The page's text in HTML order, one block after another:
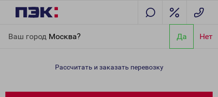
Ваш город Москва? Да Нет
(Вышневолоцкий р-н)
Рассчитать и заказать перевозку